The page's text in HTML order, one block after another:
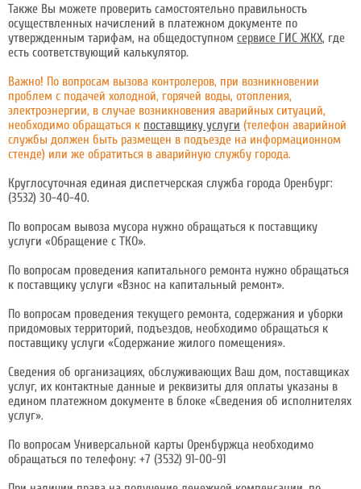
Также Вы можете проверить самостоятельно правильность
осуществленных начислений в платежном документе по
утвержденным тарифам, на общедоступном сервисе ГИС ЖКХ, где
есть соответствующий калькулятор.
Важно! По вопросам вызова контролеров, при возникновении
проблем с подачей холодной, горячей воды, отопления,
электроэнергии, в случае возникновения аварийных ситуаций,
необходимо обращаться к поставщику услуги (телефон аварийной
службы должен быть размещен в подъезде на информационном
стенде) или же обратиться в аварийную службу города.
Круглосуточная единая диспетчерская служба города Оренбург:
(3532) 30-40-40.
По вопросам вывоза мусора нужно обращаться к поставщику
услуги «Обращение с ТКО».
По вопросам проведения капитального ремонта нужно обращаться
к поставщику услуги «Взнос на капитальный ремонт».
По вопросам проведения текущего ремонта, содержания и уборки
придомовых территорий, подъездов, необходимо обращаться к
поставщику услуги «Содержание жилого помещения».
Сведения об организациях, обслуживающих Ваш дом, поставщиках
услуг, их контактные данные и реквизиты для оплаты указаны в
едином платежном документе в блоке «Сведения об исполнителях
услуг».
По вопросам Универсальной карты Оренбуржца необходимо
обращаться по телефону: +7 (3532) 91-00-91